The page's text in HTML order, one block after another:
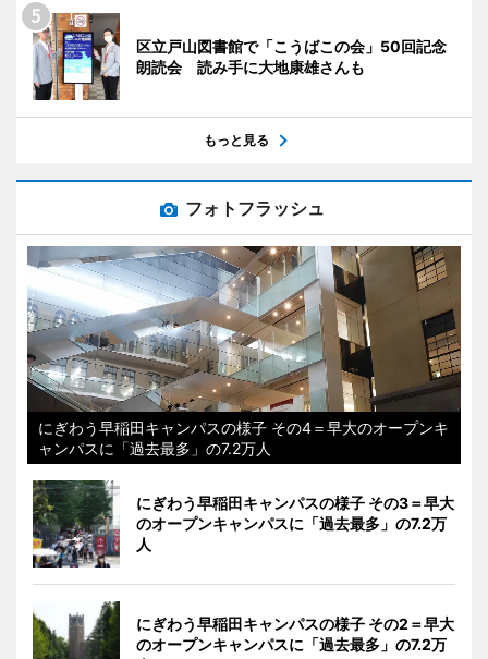
区立戸山図書館で「こうばこの会」50回記念
朗読会 読み手に大地康雄さんも
もっと見る
フォトフラッシュ
にぎわう早稲田キャンパスの様子 その4＝早大のオープンキ
ャンパスに「過去最多」の7.2万人
にぎわう早稲田キャンパスの様子 その3＝早大
のオープンキャンパスに「過去最多」の7.2万
人
にぎわう早稲田キャンパスの様子 その2＝早大
のオープンキャンパスに「過去最多」の7.2万